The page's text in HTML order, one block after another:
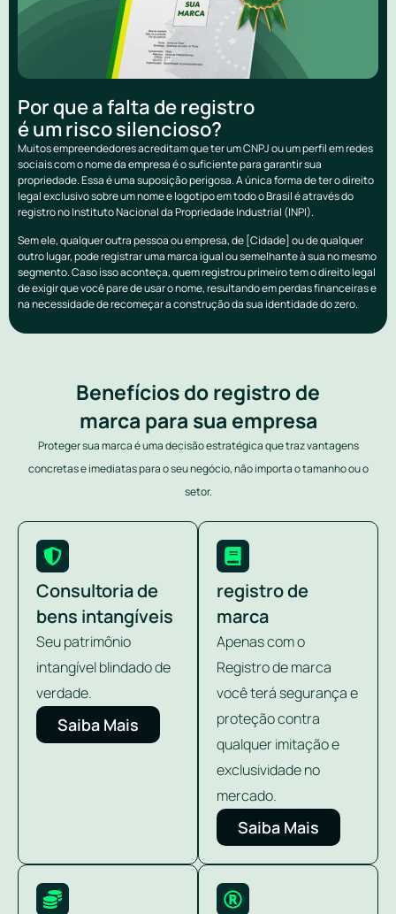
Por que a falta de registro
é um risco silencioso?
Muitos empreendedores acreditam que ter um CNPJ ou um perfil em redes
sociais com o nome da empresa é o suficiente para garantir sua
propriedade. Essa é uma suposição perigosa. A única forma de ter o direito
legal exclusivo sobre um nome e logotipo em todo o Brasil é através do
registro no Instituto Nacional da Propriedade Industrial (INPI).
Sem ele, qualquer outra pessoa ou empresa, de [Cidade] ou de qualquer
outro lugar, pode registrar uma marca igual ou semelhante à sua no mesmo
segmento. Caso isso aconteça, quem registrou primeiro tem o direito legal
de exigir que você pare de usar o nome, resultando em perdas financeiras e
na necessidade de recomeçar a construção da sua identidade do zero.
Benefícios do registro de
marca para sua empresa
Proteger sua marca é uma decisão estratégica que traz vantagens
concretas e imediatas para o seu negócio, não importa o tamanho ou o
setor.
Consultoria de
bens intangíveis
Seu patrimônio
intangível blindado de
verdade.
Saiba Mais
registro de
marca
Apenas com o
Registro de marca
você terá segurança e
proteção contra
qualquer imitação e
exclusividade no
mercado.
Saiba Mais